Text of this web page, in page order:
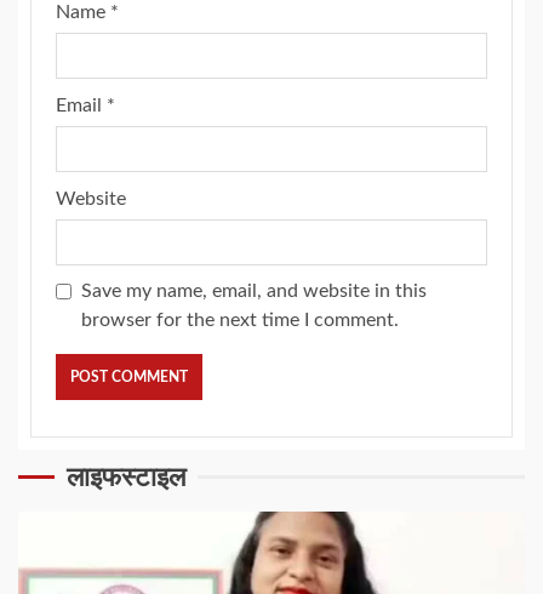
Name *
Email *
Website
Save my name, email, and website in this
browser for the next time I comment.
लाइफस्टाइल